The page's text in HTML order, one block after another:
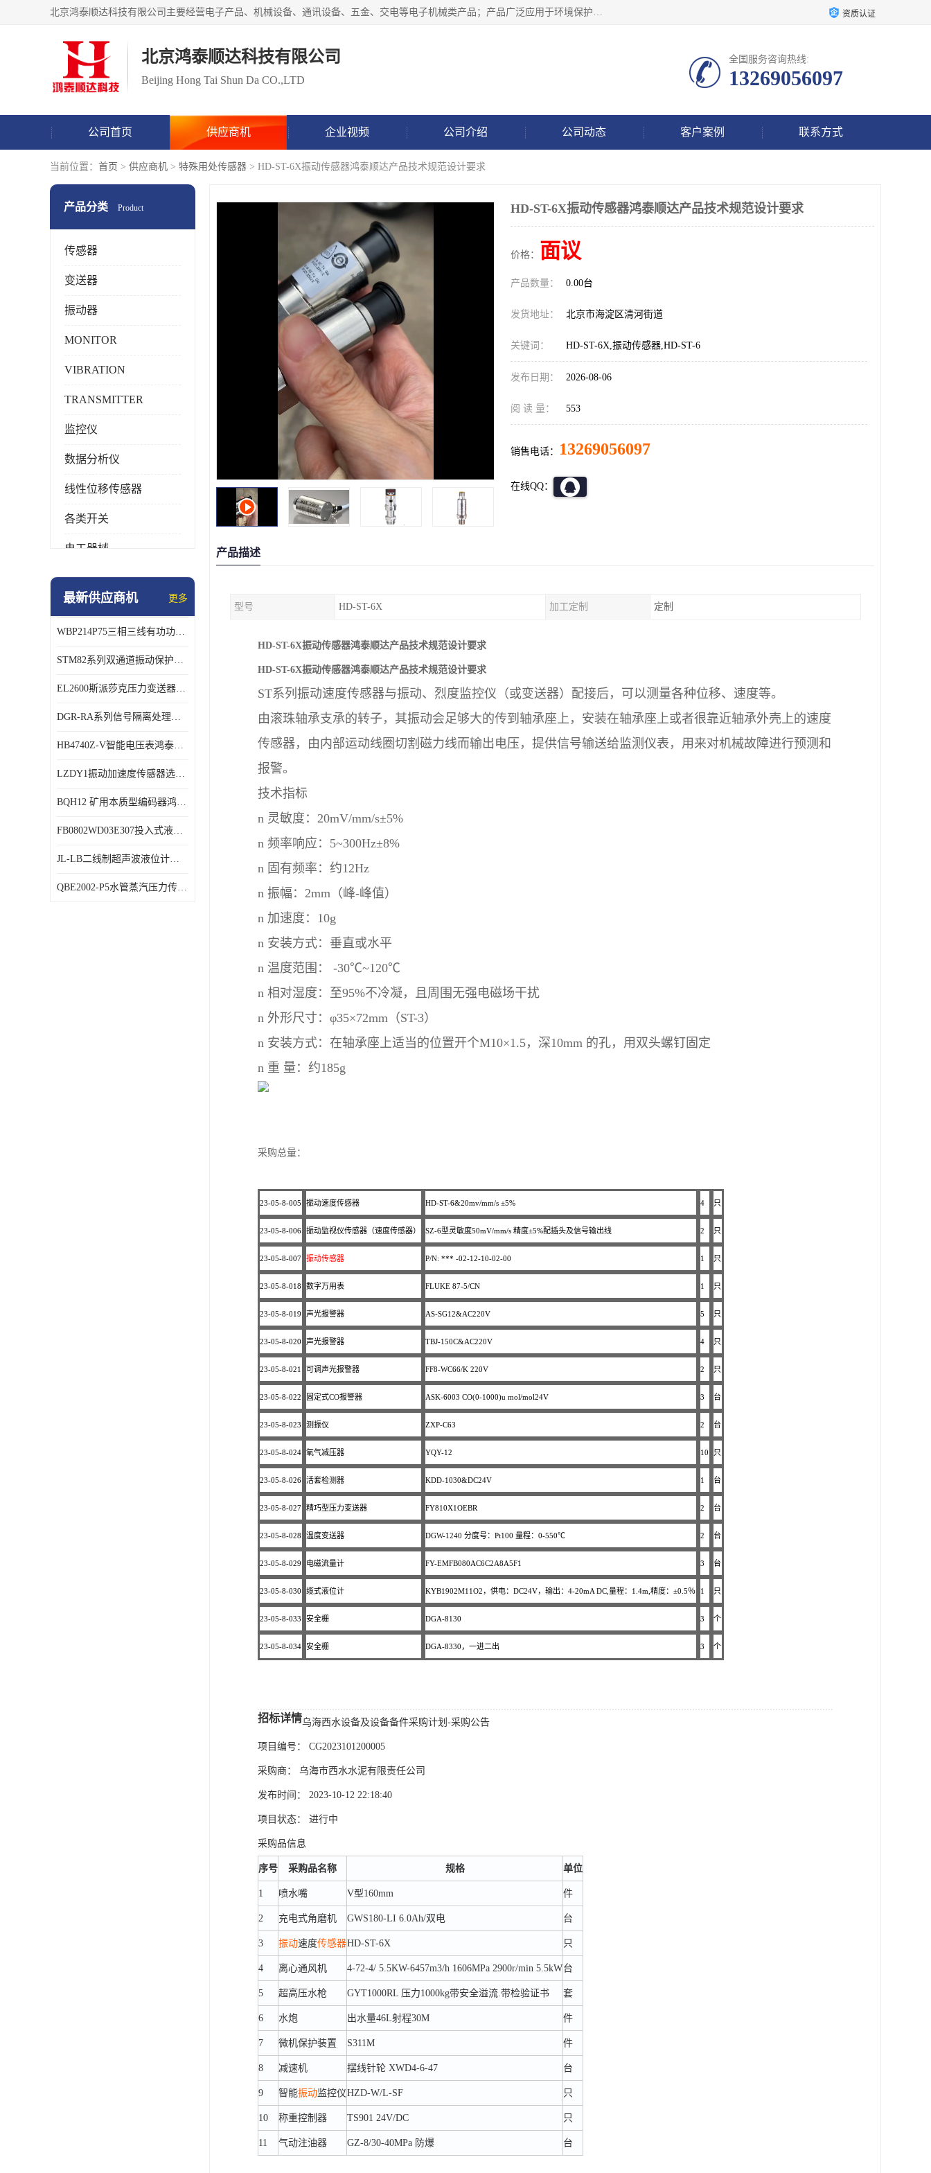
北京鸿泰顺达科技有限公司主要经营电子产品、机械设备、通讯设备、五金、交电等电子机械类产品；产品广泛应用于环境保护、石油化工、电力电子、冶金建筑、煤炭、农业、卫生防疫、教育科研等行业。并成功的与各地环境监测站、污水处理厂、卷烟厂、电厂、高校、科学院所、卫生防疫部门、煤矿、石化厂等用户建立了密切的合作关系。 资质认证
北京鸿泰顺达科技有限公司
Beijing Hong Tai Shun Da CO.,LTD
全国服务咨询热线:
13269056097
公司首页 供应商机 企业视频 公司介绍 公司动态 客户案例 联系方式
当前位置： 首页 > 供应商机 > 特殊用处传感器 > HD-ST-6X振动传感器鸿泰顺达产品技术规范设计要求
产品分类 Product
传感器
变送器
振动器
MONITOR
VIBRATION
TRANSMITTER
监控仪
数据分析仪
线性位移传感器
各类开关
电工器械
模块化产品
特殊用处传感器
特殊用途变送器
最新供应商机 更多
WBP214P75三相三线有功功率传感器鸿泰顺达产品稳定性好
STM82系列双通道振动保护表鸿泰产品技术规格
EL2600斯派莎克压力变送器技术规格
DGR-RA系列信号隔离处理器鸿泰产品技术规格
HB4740Z-V智能电压表鸿泰产品外形美观大方
LZDY1振动加速度传感器选型资料
BQH12 矿用本质型编码器鸿泰产品实物展示
FB0802WD03E307投入式液位计鸿泰产品选型参数
JL-LB二线制超声波液位计鸿泰产品外形美观大方
QBE2002-P5水管蒸汽压力传感器西门子产品技术规格
HD-ST-6X振动传感器鸿泰顺达产品技术规范设计要求
价格： 面议
产品数量： 0.00台
发货地址： 北京市海淀区清河街道
关键词： HD-ST-6X,振动传感器,HD-ST-6
发布日期： 2026-08-06
阅 读 量： 553
销售电话： 13269056097
在线QQ：
产品描述
型号 HD-ST-6X 加工定制 定制
HD-ST-6X振动传感器鸿泰顺达产品技术规范设计要求
HD-ST-6X振动传感器鸿泰顺达产品技术规范设计要求
ST系列振动速度传感器与振动、烈度监控仪（或变送器）配接后，可以测量各种位移、速度等。
由滚珠轴承支承的转子，其振动会足够大的传到轴承座上，安装在轴承座上或者很靠近轴承外壳上的速度
传感器，由内部运动线圈切割磁力线而输出电压，提供信号输送给监测仪表，用来对机械故障进行预测和
报警。
技术指标
n 灵敏度： 20mV/mm/s±5%
n 频率响应： 5~300Hz±8%
n 固有频率：约12Hz
n 振幅： 2mm （峰-峰值）
n 加速度： 10g
n 安装方式：垂直或水平
n 温度范围： -30℃~120℃
n 相对湿度：至95%不冷凝，且周围无强电磁场干扰
n 外形尺寸：φ35×72mm （ST-3）
n 安装方式：在轴承座上适当的位置开个M10×1.5，深10mm 的孔，用双头螺钉固定
n 重 量：约185g
采购总量：
23-05-8-005 振动速度传感器 HD-ST-6&20mv/mm/s ±5% 4 只
23-05-8-006 振动监视仪传感器（速度传感器） SZ-6型灵敏度50mV/mm/s 精度±5%配插头及信号输出线 2 只
23-05-8-007 振动传感器 P/N: *** -02-12-10-02-00 1 只
23-05-8-018 数字万用表 FLUKE 87-5/CN 1 只
23-05-8-019 声光报警器 AS-SG12&AC220V 5 只
23-05-8-020 声光报警器 TBJ-150C&AC220V 4 只
23-05-8-021 可调声光报警器 FF8-WC66/K 220V 2 只
23-05-8-022 固定式CO报警器 ASK-6003 CO(0-1000)u mol/mol24V 3 台
23-05-8-023 测振仪 ZXP-C63 2 台
23-05-8-024 氧气减压器 YQY-12 10 只
23-05-8-026 活套检测器 KDD-1030&DC24V 1 台
23-05-8-027 精巧型压力变送器 FY810X1OEBR 2 台
23-05-8-028 温度变送器 DGW-1240 分度号：Pt100 量程：0-550℃ 2 台
23-05-8-029 电磁流量计 FY-EMFB080AC6C2A8A5F1 3 台
23-05-8-030 缆式液位计 KYB1902M11O2，供电：DC24V，输出：4-20mA DC,量程：1.4m,精度：±0.5％ 1 只
23-05-8-033 安全栅 DGA-8130 3 个
23-05-8-034 安全栅 DGA-8330，一进二出 3 个
招标详情乌海西水设备及设备备件采购计划-采购公告
项目编号： CG2023101200005
采购商： 乌海市西水水泥有限责任公司
发布时间： 2023-10-12 22:18:40
项目状态： 进行中
采购品信息
序号 采购品名称 规格 单位
1 喷水嘴 V型160mm 件
2 充电式角磨机 GWS180-LI 6.0Ah/双电 台
3 振动速度传感器HD-ST-6X 只
4 离心通风机 4-72-4/ 5.5KW-6457m3/h 1606MPa 2900r/min 5.5kW台
5 超高压水枪 GYT1000RL 压力1000kg带安全溢流.带检验证书 套
6 水炮 出水量46L射程30M 件
7 微机保护装置 S311M 件
8 减速机 摆线针轮 XWD4-6-47 台
9 智能振动监控仪HZD-W/L-SF 只
10 称重控制器 TS901 24V/DC 只
11 气动注油器 GZ-8/30-40MPa 防爆 台